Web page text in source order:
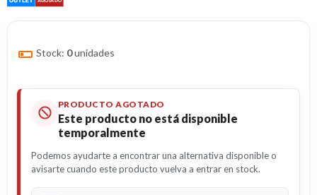
Stock: 0unidades
PRODUCTO AGOTADO
Este producto no está disponible
temporalmente
Podemos ayudarte a encontrar una alternativa disponible o
avisarte cuando este producto vuelva a entrar en stock.